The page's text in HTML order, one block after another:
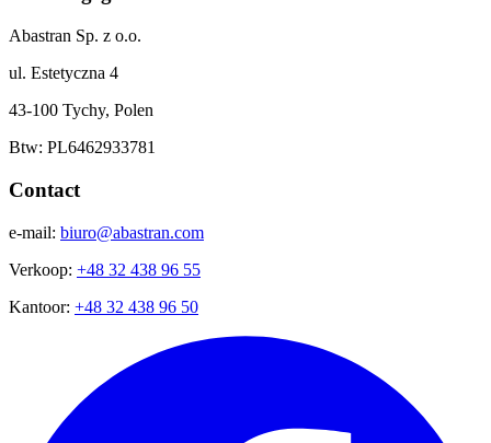
Abastran Sp. z o.o.
ul. Estetyczna 4
43-100 Tychy, Polen
Btw: PL6462933781
Contact
e-mail: biuro@abastran.com
Verkoop: +48 32 438 96 55
Kantoor: +48 32 438 96 50